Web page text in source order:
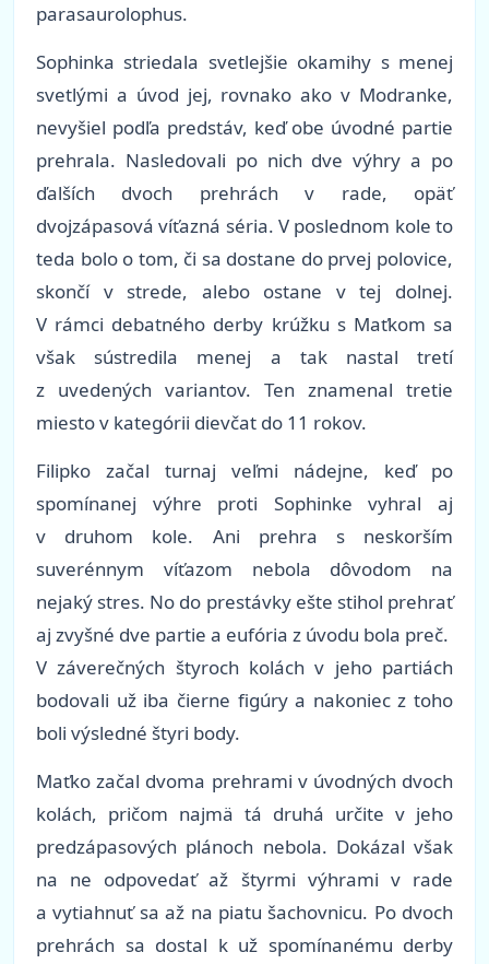
parasaurolophus.
Sophinka striedala svetlejšie okamihy s menej
svetlými a úvod jej, rovnako ako v Modranke,
nevyšiel podľa predstáv, keď obe úvodné partie
prehrala. Nasledovali po nich dve výhry a po
ďalších dvoch prehrách v rade, opäť
dvojzápasová víťazná séria. V poslednom kole to
teda bolo o tom, či sa dostane do prvej polovice,
skončí v strede, alebo ostane v tej dolnej.
V rámci debatného derby krúžku s Maťkom sa
však sústredila menej a tak nastal tretí
z uvedených variantov. Ten znamenal tretie
miesto v kategórii dievčat do 11 rokov.
Filipko začal turnaj veľmi nádejne, keď po
spomínanej výhre proti Sophinke vyhral aj
v druhom kole. Ani prehra s neskorším
suverénnym víťazom nebola dôvodom na
nejaký stres. No do prestávky ešte stihol prehrať
aj zvyšné dve partie a eufória z úvodu bola preč.
V záverečných štyroch kolách v jeho partiách
bodovali už iba čierne figúry a nakoniec z toho
boli výsledné štyri body.
Maťko začal dvoma prehrami v úvodných dvoch
kolách, pričom najmä tá druhá určite v jeho
predzápasových plánoch nebola. Dokázal však
na ne odpovedať až štyrmi výhrami v rade
a vytiahnuť sa až na piatu šachovnicu. Po dvoch
prehrách sa dostal k už spomínanému derby